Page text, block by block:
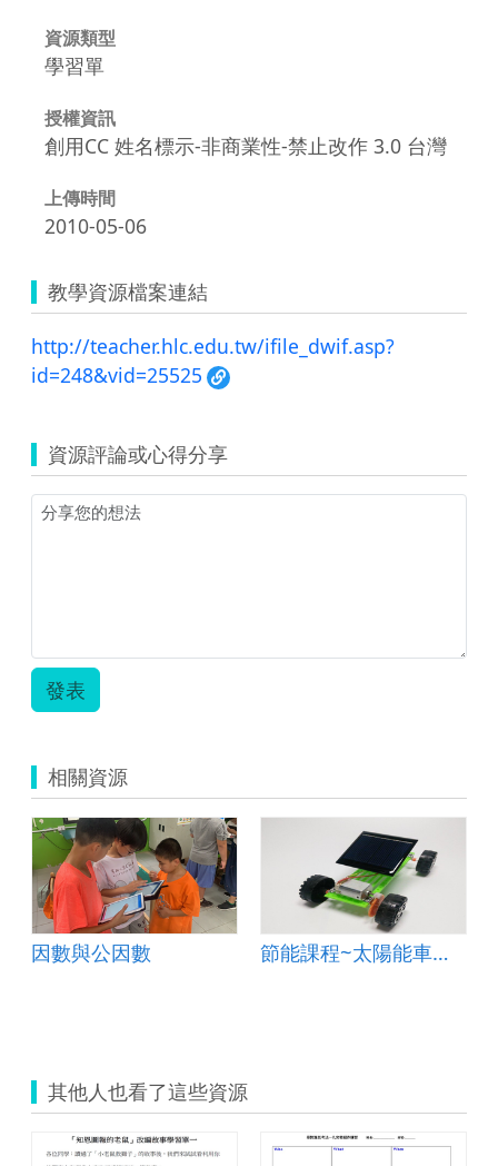
資源類型
學習單
授權資訊
創用CC 姓名標示-非商業性-禁止改作 3.0 台灣
上傳時間
2010-05-06
教學資源檔案連結
http://teacher.hlc.edu.tw/ifile_dwif.asp?
id=248&vid=25525
資源評論或心得分享
發表
相關資源
因數與公因數 節能課程~太陽能車基礎設計
其他人也看了這些資源